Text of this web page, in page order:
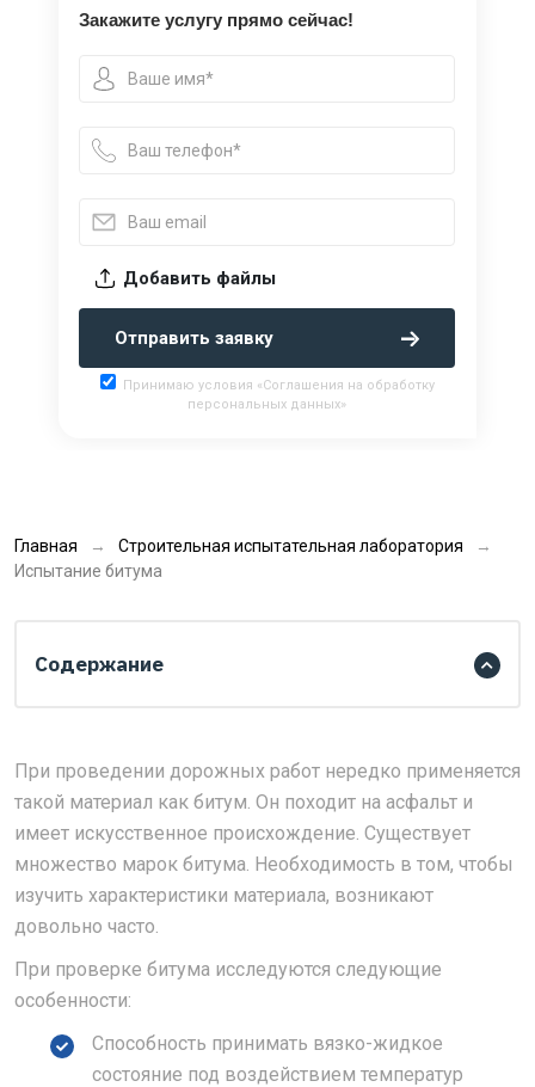
Закажите услугу прямо сейчас!
Добавить файлы
Отправить заявку
Принимаю условия «Соглашения на обработку
персональных данных»
Главная
Строительная испытательная лаборатория
Испытание битума
Содержание
При проведении дорожных работ нередко применяется
такой материал как битум. Он походит на асфальт и
имеет искусственное происхождение. Существует
множество марок битума. Необходимость в том, чтобы
изучить характеристики материала, возникают
довольно часто.
При проверке битума исследуются следующие
особенности:
Способность принимать вязко-жидкое
состояние под воздействием температур